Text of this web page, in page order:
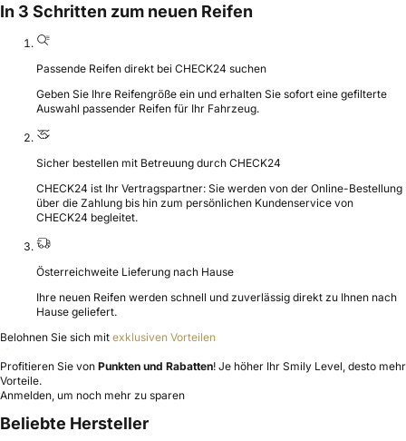
In 3 Schritten zum neuen Reifen
Passende Reifen direkt bei CHECK24 suchen
Geben Sie Ihre Reifengröße ein und erhalten Sie sofort eine gefilterte
Auswahl passender Reifen für Ihr Fahrzeug.
Sicher bestellen mit Betreuung durch CHECK24
CHECK24 ist Ihr Vertragspartner: Sie werden von der Online-Bestellung
über die Zahlung bis hin zum persönlichen Kundenservice von
CHECK24 begleitet.
Österreichweite Lieferung nach Hause
Ihre neuen Reifen werden schnell und zuverlässig direkt zu Ihnen nach
Hause geliefert.
Belohnen Sie sich mit exklusiven Vorteilen
Profitieren Sie von Punkten und Rabatten! Je höher Ihr Smily Level, desto mehr
Vorteile.
Anmelden, um noch mehr zu sparen
Beliebte Hersteller